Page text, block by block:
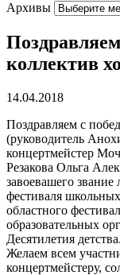
Архивы
коллектив
14.04.2018
Поздравляем с
(руководитель
концертмейстер
Резакова Ольга
завоевашего звание
фестиваля
областного
образовательных
Десятилетия детства.
Желаем всем
концертмейстеру,